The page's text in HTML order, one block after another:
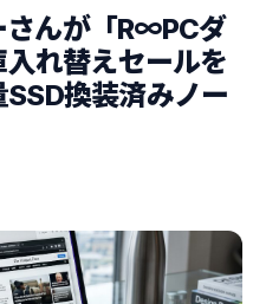
さんが「R∞PCダ
れ替えセールを
換装済みノー